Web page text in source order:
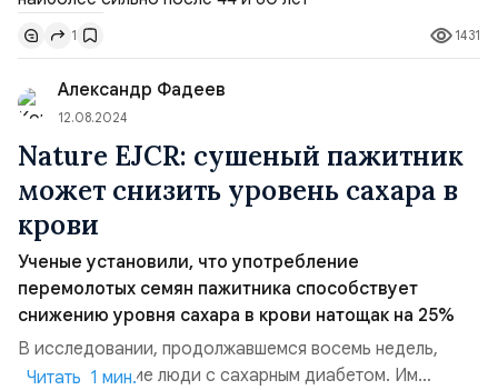
организма. Ученые установили, что старение
происходит не равномерно, а скачкообразно, с
ключевыми изменениями в возрасте 44 и 60 лет.
Исследователи проанализировали более 135 000 ...
1 1431
Александр Фадеев
12.08.2024
Nature EJCR: сушеный пажитник
может снизить уровень сахара в
крови
Ученые установили, что употребление
перемолотых семян пажитника способствует
снижению уровня сахара в крови натощак на 25%
В исследовании, продолжавшемся восемь недель,
приняли участие люди с сахарным диабетом. Им
Читать 1 мин.